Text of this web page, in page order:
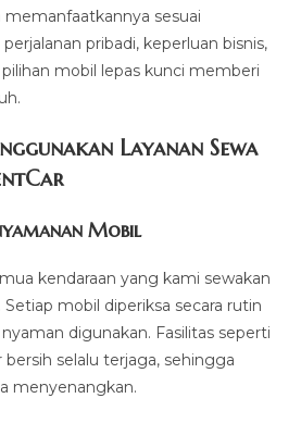
sesuai
pribadi, keperluan bisnis,
mobil lepas kunci memberi
Layanan Sewa
Mobil
kendaraan yang kami sewakan
mobil diperiksa secara rutin
digunakan. Fasilitas seperti
bersih selalu terjaga, sehingga
menyenangkan.